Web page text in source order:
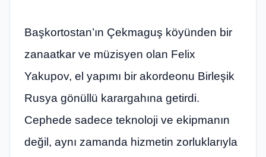
Başkortostan’ın Çekmaguş köyünden bir
zanaatkar ve müzisyen olan Felix
Yakupov, el yapımı bir akordeonu Birleşik
Rusya gönüllü karargahına getirdi.
Cephede sadece teknoloji ve ekipmanın
değil, aynı zamanda hizmetin zorluklarıyla